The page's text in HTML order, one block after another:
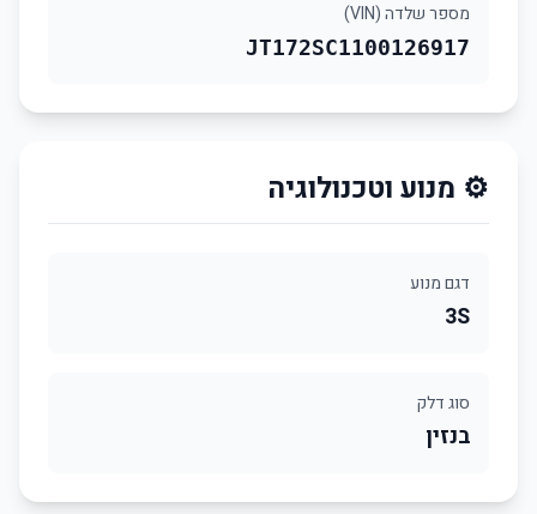
מספר שלדה (VIN)
JT172SC1100126917
⚙️ מנוע וטכנולוגיה
דגם מנוע
3S
סוג דלק
בנזין